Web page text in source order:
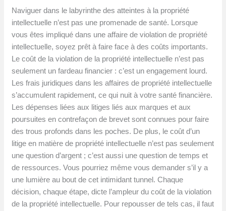
Naviguer dans le labyrinthe des atteintes à la propriété
intellectuelle n’est pas une promenade de santé. Lorsque
vous êtes impliqué dans une affaire de violation de propriété
intellectuelle, soyez prêt à faire face à des coûts importants.
Le coût de la violation de la propriété intellectuelle n’est pas
seulement un fardeau financier : c’est un engagement lourd.
Les frais juridiques dans les affaires de propriété intellectuelle
s’accumulent rapidement, ce qui nuit à votre santé financière.
Les dépenses liées aux litiges liés aux marques et aux
poursuites en contrefaçon de brevet sont connues pour faire
des trous profonds dans les poches. De plus, le coût d’un
litige en matière de propriété intellectuelle n’est pas seulement
une question d’argent ; c’est aussi une question de temps et
de ressources. Vous pourriez même vous demander s’il y a
une lumière au bout de cet intimidant tunnel. Chaque
décision, chaque étape, dicte l’ampleur du coût de la violation
de la propriété intellectuelle. Pour repousser de tels cas, il faut